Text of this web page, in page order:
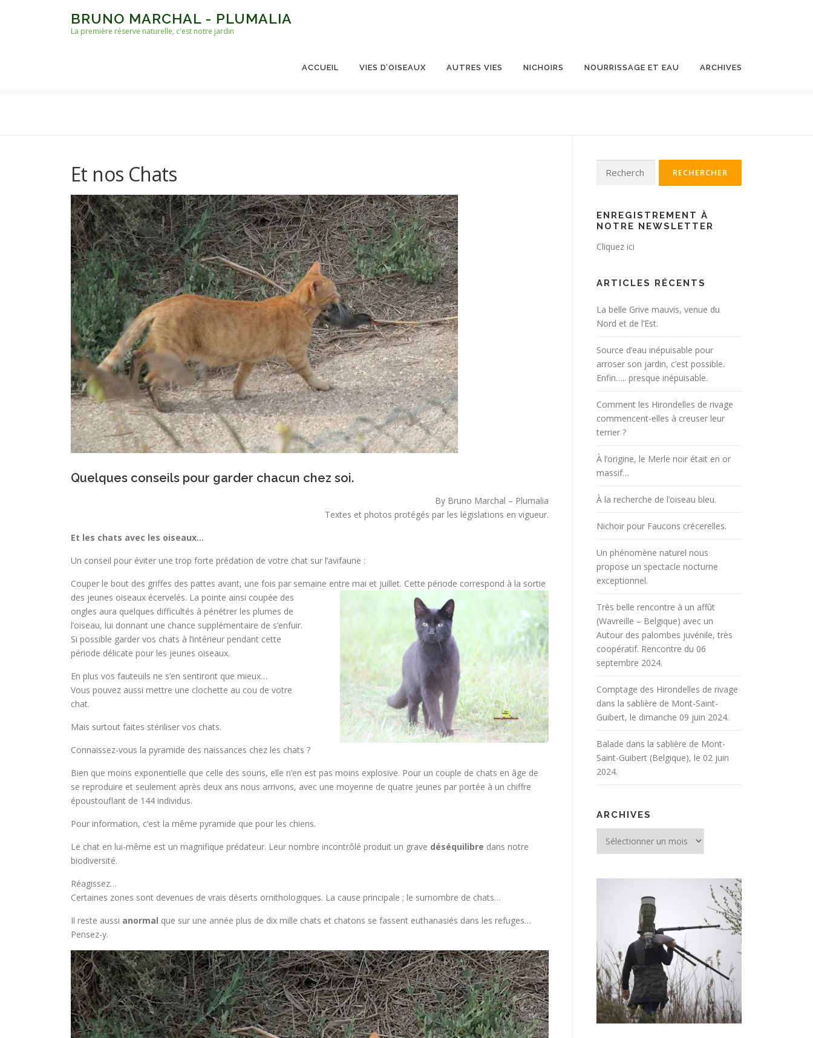
BRUNO MARCHAL - PLUMALIA
La première réserve naturelle, c'est notre jardin
ACCUEIL VIES D’OISEAUX AUTRES VIES NICHOIRS NOURRISSAGE ET EAU ARCHIVES
Et nos Chats
Quelques conseils pour garder chacun chez soi.
By Bruno Marchal – Plumalia
Textes et photos protégés par les législations en vigueur.
Et les chats avec les oiseaux…
Un conseil pour éviter une trop forte prédation de votre chat sur l’avifaune :
Couper le bout des griffes des pattes avant, une fois par semaine entre mai et juillet. Cette période correspond à la sortie
des jeunes oiseaux écervelés. La pointe ainsi coupée des
ongles aura quelques difficultés à pénétrer les plumes de
l’oiseau, lui donnant une chance supplémentaire de s’enfuir.
Si possible garder vos chats à l’intérieur pendant cette
période délicate pour les jeunes oiseaux.
En plus vos fauteuils ne s’en sentiront que mieux…
Vous pouvez aussi mettre une clochette au cou de votre
chat.
Mais surtout faites stériliser vos chats.
Connaissez-vous la pyramide des naissances chez les chats ?
Bien que moins exponentielle que celle des souris, elle n’en est pas moins explosive. Pour un couple de chats en âge de
se reproduire et seulement après deux ans nous arrivons, avec une moyenne de quatre jeunes par portée à un chiffre
époustouflant de 144 individus.
Pour information, c’est la même pyramide que pour les chiens.
Le chat en lui-même est un magnifique prédateur. Leur nombre incontrôlé produit un grave déséquilibre dans notre
biodiversité.
Réagissez…
Certaines zones sont devenues de vrais déserts ornithologiques. La cause principale ; le surnombre de chats…
Il reste aussi anormal que sur une année plus de dix mille chats et chatons se fassent euthanasiés dans les refuges…
Pensez-y.
ENREGISTREMENT À
NOTRE NEWSLETTER
Cliquez ici
ARTICLES RÉCENTS
La belle Grive mauvis, venue du
Nord et de l’Est.
Source d’eau inépuisable pour
arroser son jardin, c’est possible.
Enfin….. presque inépuisable.
Comment les Hirondelles de rivage
commencent-elles à creuser leur
terrier ?
À l’origine, le Merle noir était en or
massif…
À la recherche de l’oiseau bleu.
Nichoir pour Faucons crécerelles.
Un phénomène naturel nous
propose un spectacle nocturne
exceptionnel.
Très belle rencontre à un affût
(Wavreille – Belgique) avec un
Autour des palombes juvénile, très
coopératif. Rencontre du 06
septembre 2024.
Comptage des Hirondelles de rivage
dans la sablière de Mont-Saint-
Guibert, le dimanche 09 juin 2024.
Balade dans la sablière de Mont-
Saint-Guibert (Belgique), le 02 juin
2024.
ARCHIVES